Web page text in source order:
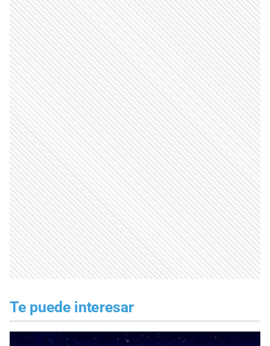
Te puede interesar